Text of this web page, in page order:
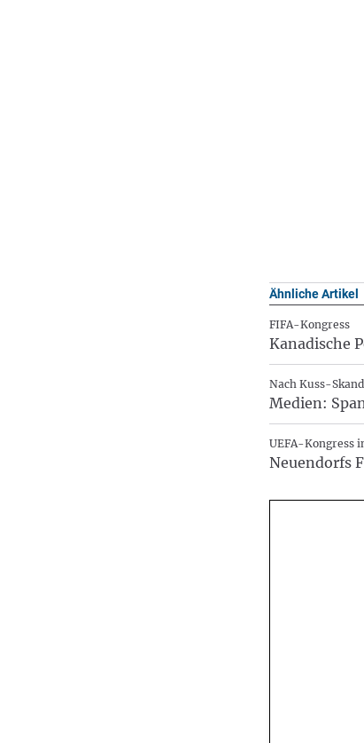
Ähnliche Artikel
FIFA-Kongress
Kanadische
Nach Kuss-
Medien:
UEFA-Kongress
Neuendorfs